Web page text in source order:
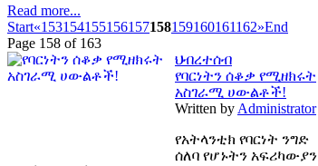
Read more...
Start«153154155156157158159160161162»End
Page 158 of 163
ህብረተሰብ
የባርነትን ሰቆቃ የሚዘክሩት
አስገራሚ ሀውልቶች!
Written by Administrator
የአትላንቲክ የባርነት ንግድ
ሰለባ የሆኑትን አፍሪካውያን